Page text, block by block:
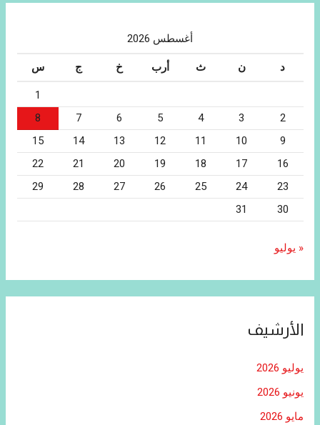
أغسطس 2026
د ن ث أرب خ ج س
1
2
3
4
5
6
7
8
9
10
11
12
13
14
15
16
17
18
19
20
21
22
23
24
25
26
27
28
29
30
31
« يوليو
الأرشيف
يوليو 2026
يونيو 2026
مايو 2026